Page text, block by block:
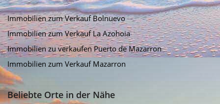
Immobilien zum Verkauf Bolnuevo
Immobilien zum Verkauf La Azohoia
Immobilien zu verkaufen Puerto de Mazarron
Immobilien zum Verkauf Mazarron
Beliebte Orte in der Nähe